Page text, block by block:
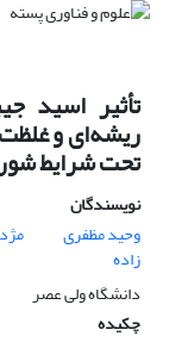
تأثیر اسید
ریشه‌ای و
تحت شرایط
نویسندگان
وحید مظفری
زاده
دانشگاه ولی عصر
چکیده